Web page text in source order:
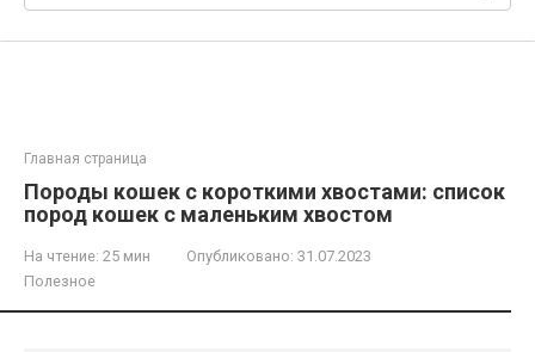
Главная страница
Породы кошек с короткими хвостами: список
пород кошек с маленьким хвостом
На чтение: 25 мин Опубликовано: 31.07.2023
Полезное